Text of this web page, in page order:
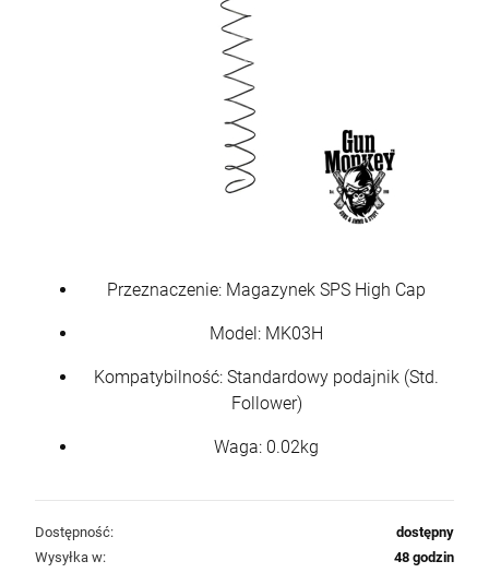
Przeznaczenie: Magazynek SPS High Cap
Model: MK03H
Kompatybilność: Standardowy podajnik (Std.
Follower)
Waga: 0.02kg
Dostępność:
dostępny
Wysyłka w:
48 godzin